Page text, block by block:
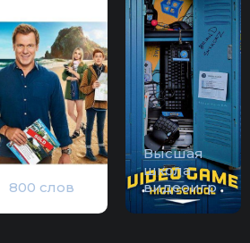
800 слов
Высшая
школа
видеоигр